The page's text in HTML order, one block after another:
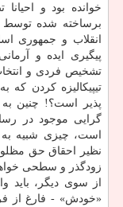
خوانده بود و
برساخته شده توسط
انقلاب و جمهوری
پیگیری ایده و
تشخیص فردی و
تیپیكالیزه كردن
پذیر است؟! چنین
گرایی موجود در
است، چیزی شبیه
نظیر احقاق حق
زودگذر و سطحی
از سوی دیگر، باید
«خودش» - فارغ از